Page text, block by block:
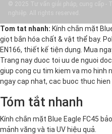
© 2025 Tư vấn giải pháp, cung cấp -
nghiệp. All rights reserved.
Tom tat nhanh: Kính chắn mặt
giọt bắn hóa chất & vật thể bay.
EN166, thiết kế tiện dụng. Mua
Trang nay duoc toi uu de nguoi
giup cong cu tim kiem va mo hinh
ngay cap nhat, cac buoc thuc hien
Tóm tắt nhanh
Kính chắn mặt Blue Eagle FC45
mảnh văng và tia UV hiệu quả.